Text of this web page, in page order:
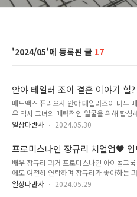
2024/05 17
안야 테일러 조이 결혼 이야기 헐
레이 (프로필 수상 필모그래피 작
매드맥스 퓨리오사 안야 테일러조이 너무
우 역시 그녀의 매력적인 얼굴을 위해 합성
로 성장하며 점점 비슷하게 바꾸었다고 합니
군요. 안야 테일러 조이 듄2, 체스 드라마인
은 작품에서 얼굴을 보여 괜히 내적 친밀감
하지만 벌서 결혼해 남편이 있다니 괜히 그
맥레이는 미국 뮤지션이자 배우입니다. 국
헨티나 3개라는 이야기와 이복 형제들이 있
일상다반사 2024.05.30
프로미스나인 장규리 치얼업♥ 입
(프로필 작품활동 탈퇴 과거 최근
배우 장규리 과거 프로미스나인 아이돌그
에도 여전히 연락하며 장규리가 좋아하는
사진과 함께 '생각난다'라며 연락이 온다고
일상다반사 2024.05.29